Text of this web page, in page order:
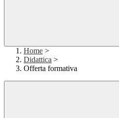
Home >
Didattica >
Offerta formativa